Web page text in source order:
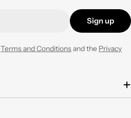
prezzo corretto !
Tornerò su questo
ne avrò necessità con
Sign up
Terms and Conditions and the Privacy